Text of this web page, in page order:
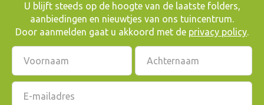
​U blijft steeds op de hoogte van de laatste folders,
aanbiedingen en nieuwtjes van ons tuincentrum.
Door aanmelden gaat u akkoord met de privacy policy.